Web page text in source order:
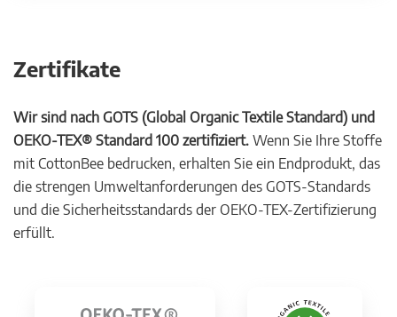
Zertifikate
Wir sind nach GOTS (Global Organic Textile Standard) und
OEKO-TEX® Standard 100 zertifiziert. Wenn Sie Ihre Stoffe
mit CottonBee bedrucken, erhalten Sie ein Endprodukt, das
die strengen Umweltanforderungen des GOTS-Standards
und die Sicherheitsstandards der OEKO-TEX-Zertifizierung
erfüllt.